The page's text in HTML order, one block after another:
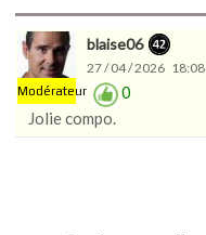
Modérateur
blaise06
27 / 04 / 2026 18:08
0
Jolie compo.